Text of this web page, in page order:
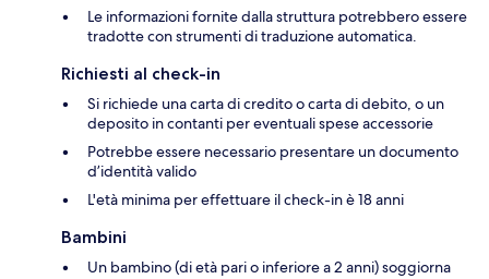
Le informazioni fornite dalla struttura potrebbero essere
tradotte con strumenti di traduzione automatica.
Richiesti al check-in
Si richiede una carta di credito o carta di debito, o un
deposito in contanti per eventuali spese accessorie
Potrebbe essere necessario presentare un documento
d’identità valido
L'età minima per effettuare il check-in è 18 anni
Bambini
Un bambino (di età pari o inferiore a 2 anni) soggiorna